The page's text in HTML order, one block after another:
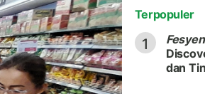
Terpopuler
1 Fesyen
dan